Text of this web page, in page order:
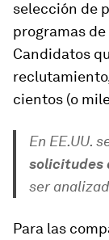
selección de
programas
Candidatos
cientos (o
En EE.UU.
solicitudes
ser
Para las